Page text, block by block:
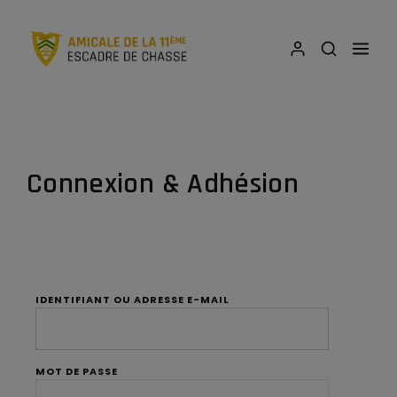
Connexion & Adhésion
IDENTIFIANT OU ADRESSE E-MAIL
MOT DE PASSE